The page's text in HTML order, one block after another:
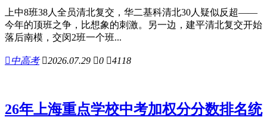
上中8班38人全员清北复交，华二基科清北30人疑似反超——
今年的顶班之争，比想象的刺激。另一边，建平清北复交开始
落后南模，交闵2班一个班...
中高考 2026.07.29 0 4118
26年上海重点学校中考加权分分数排名统